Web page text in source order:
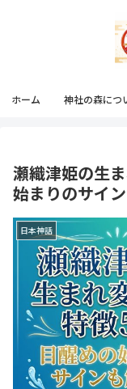
ホーム 神社の森につ
瀬織津姫の生
始まりのサイ
日本神話